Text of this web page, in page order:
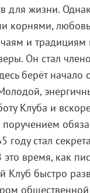
для жизни.
корнями,
и
Он стал
берёт начало
Клуба и
году стал
время, как
Клуб быстро